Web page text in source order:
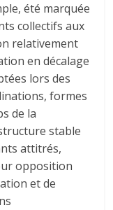
été marquée
collectifs aux
relativement
en décalage
lors des
formes
de la
stable
attitrés,
opposition
et de